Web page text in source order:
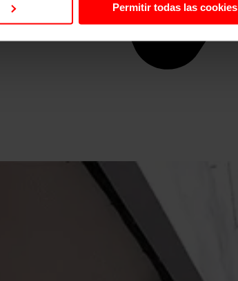
Permitir todas las cookies